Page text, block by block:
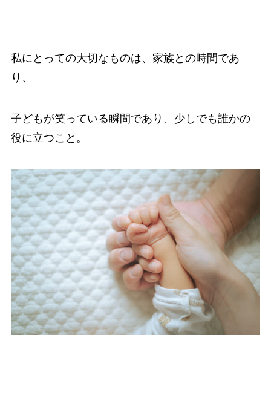
私にとっての大切なものは、家族との時間であ
り、
子どもが笑っている瞬間であり、少しでも誰かの
役に立つこと。